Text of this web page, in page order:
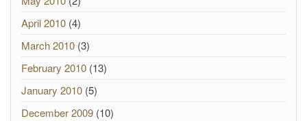
April 2010 (4)
March 2010 (3)
February 2010 (13)
January 2010 (5)
December 2009 (10)